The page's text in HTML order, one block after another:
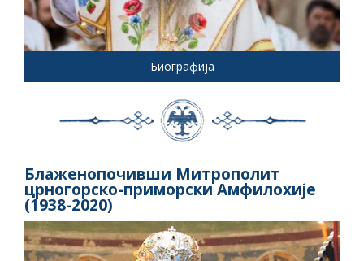
Биографија
Блаженопочивши Митрополит
црногорско-приморски Амфилохије
(1938-2020)